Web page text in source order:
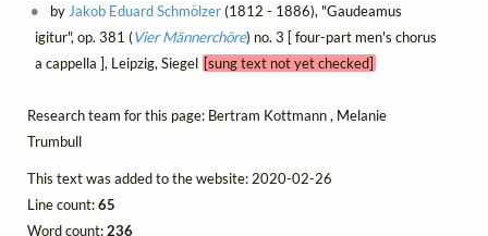
by Jakob Eduard Schmölzer(1812 - 1886), "Gaudeamus
igitur", op. 381 (Vier Männerchöre) no. 3 [ four-part men's chorus
a cappella ], Leipzig, Siegel [sung text not yet checked]
Research team for this page: Bertram Kottmann , Melanie
Trumbull
This text was added to the website: 2020-02-26
Line count:65
Word count:236